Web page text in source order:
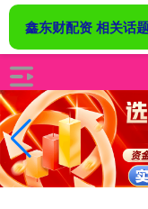
鑫东财配资 相关话